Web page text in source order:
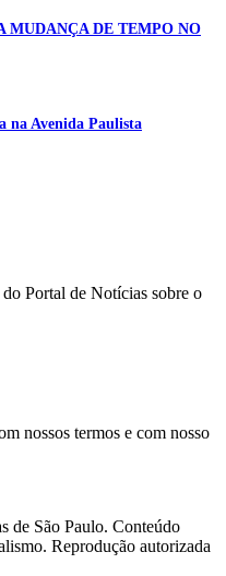
MUDANÇA DE TEMPO NO
na Avenida Paulista
Portal de Notícias sobre o
nossos termos e com nosso
de São Paulo. Conteúdo
Reprodução autorizada